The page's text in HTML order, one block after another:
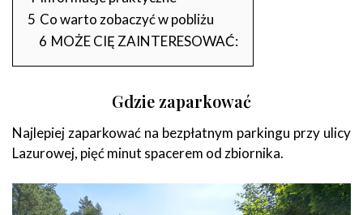
5 Co warto zobaczyć w pobliżu
6 MOŻE CIĘ ZAINTERESOWAĆ:
Gdzie zaparkować
Najlepiej zaparkować na bezpłatnym parkingu przy ulicy
Lazurowej, pięć minut spacerem od zbiornika.